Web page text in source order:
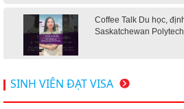
Coffee Talk Du học,
Saskatchewan
Hội thảo du học Mỹ
dưới 20k/ năm
SINH VIÊN ĐẠT VISA